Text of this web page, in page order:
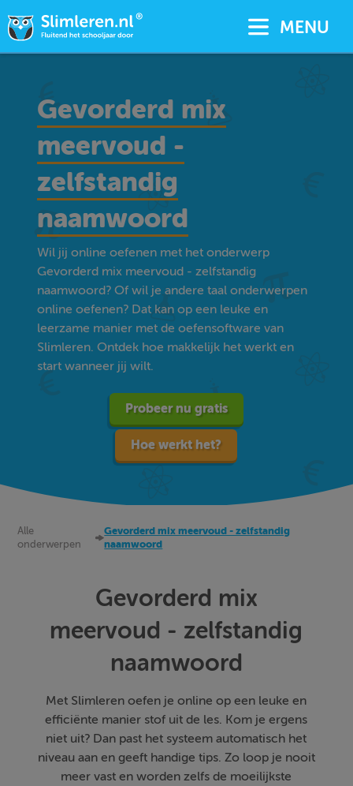
MENU
Gevorderd mix
meervoud -
zelfstandig
naamwoord
Wil jij online oefenen met het onderwerp
Gevorderd mix meervoud - zelfstandig
naamwoord? Of wil je andere taal onderwerpen
online oefenen? Dat kan op een leuke en
leerzame manier met de oefensoftware van
Slimleren. Ontdek hoe makkelijk het werkt en
start wanneer jij wilt.
Probeer nu gratis
Hoe werkt het?
Alle
onderwerpen
Gevorderd mix meervoud - zelfstandig
naamwoord
Gevorderd mix
meervoud - zelfstandig
naamwoord
Met Slimleren oefen je online op een leuke en
efficiënte manier stof uit de les. Kom je ergens
niet uit? Dan past het systeem automatisch het
niveau aan en geeft handige tips. Zo loop je nooit
meer vast en worden zelfs de moeilijkste